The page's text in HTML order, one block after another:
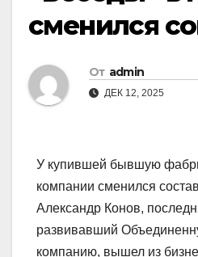
сменился
От admin
ДЕК 12, 2025
У купившей бывшую
компании сменился
Александр Конов,
развивавший
компанию, вышел из